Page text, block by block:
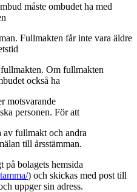
måste ombudet ha med
Fullmakten får inte vara äldre
Om fullmakten
också ha
motsvarande
personen. För att
av fullmakt och andra
till årsstämman.
bolagets hemsida
) och skickas med post till
uppger sin adress.